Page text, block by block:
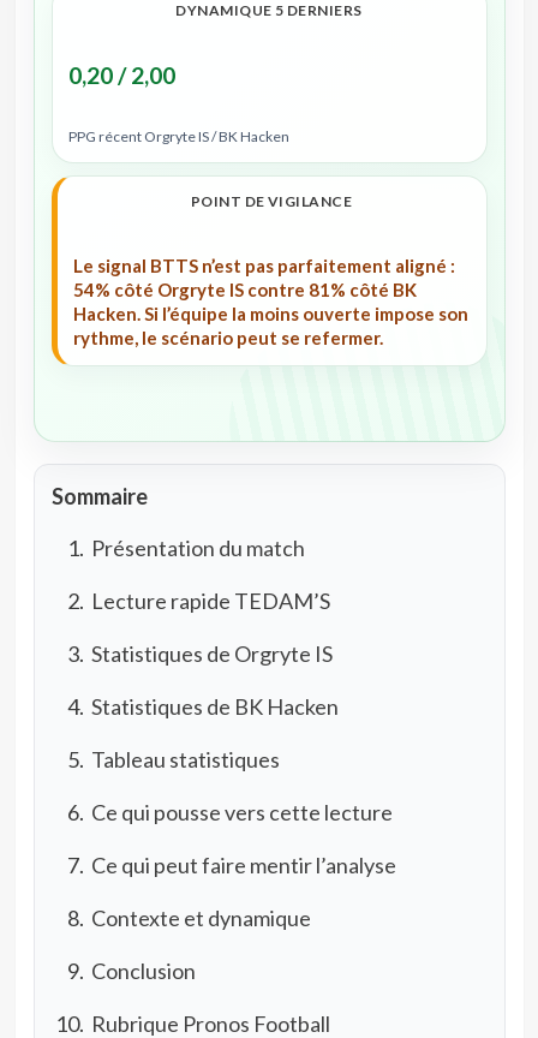
DYNAMIQUE 5 DERNIERS
0,20 / 2,00
PPG récent Orgryte IS / BK Hacken
POINT DE VIGILANCE
Le signal BTTS n’est pas parfaitement aligné :
54% côté Orgryte IS contre 81% côté BK
Hacken. Si l’équipe la moins ouverte impose son
rythme, le scénario peut se refermer.
Sommaire
Présentation du match
Lecture rapide TEDAM’S
Statistiques de Orgryte IS
Statistiques de BK Hacken
Tableau statistiques
Ce qui pousse vers cette lecture
Ce qui peut faire mentir l’analyse
Contexte et dynamique
Conclusion
Rubrique Pronos Football